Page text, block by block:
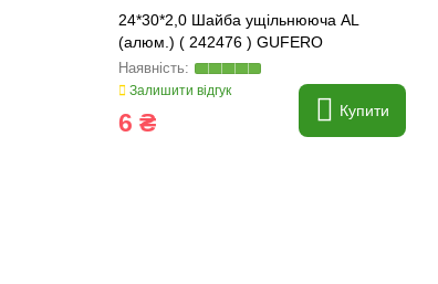
24*30*2,0 Шайба ущільнююча AL
(алюм.) ( 242476 ) GUFERO
Залишити відгук
6 ₴ Купити